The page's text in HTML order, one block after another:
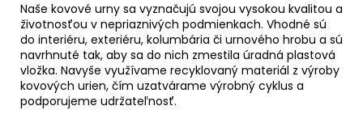
Naše kovové urny sa vyznačujú svojou vysokou kvalitou a
životnosťou v nepriaznivých podmienkach. Vhodné sú
do interiéru, exteriéru, kolumbária či urnového hrobu a sú
navrhnuté tak, aby sa do nich zmestila úradná plastová
vložka. Navyše využívame recyklovaný materiál z výroby
kovových urien, čím uzatvárame výrobný cyklus a
podporujeme udržateľnosť.